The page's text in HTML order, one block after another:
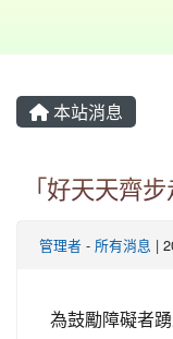
本站消息
「好天天齊步
管理者 - 所有消息 |
為鼓勵障礙者